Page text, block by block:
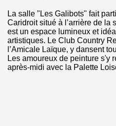
La salle "Les Galibots" fait
Caridroit situé à l’arrière de la
est un espace lumineux et
artistiques. Le Club Country
l’Amicale Laïque, y dansent
Les amoureux de peinture s'y
après-midi avec la Palette